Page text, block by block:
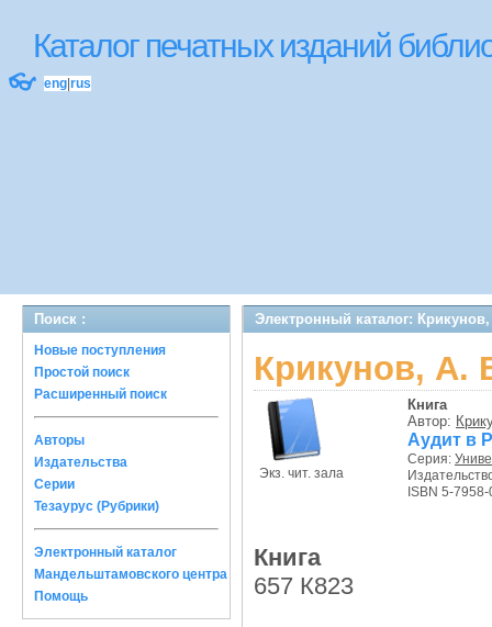
Каталог печатных изданий
👓 eng rus
Поиск :
Новые поступления
Простой поиск
Расширенный поиск
Авторы
Издательства
Серии
Тезаурус (Рубрики)
Электронный каталог
Мандельштамовского центра
Помощь
Электронный каталог:
Крикунов, А.
Экз. чит. зала
Книга
Автор:
Аудит в
Серия:
ISBN 5-
Книга
657 К823